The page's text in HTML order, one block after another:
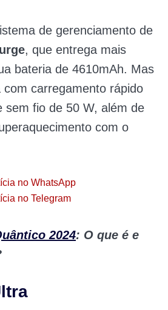
de gerenciamento de
, que entrega mais
bateria de 4610mAh. Mas
carregamento rápido
sem fio de 50 W, além de
com o
no WhatsApp
no Telegram
2024: O que é e